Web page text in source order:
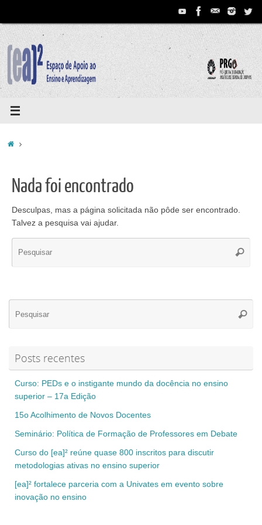
conteúdo
Home
Nada foi encontrado
Desculpas, mas a página solicitada não pôde ser encontrado.
Talvez a pesquisa vai ajudar.
Posts recentes
Curso: PEDs e o instigante mundo da docência no ensino
superior – 17a Edição
15o Acolhimento de Novos Docentes
Seminário: Política de Formação de Professores em Debate
Curso do [ea]² reúne quase 800 inscritos para discutir
metodologias ativas no ensino superior
[ea]² fortalece parceria com a Univates em evento sobre
inovação no ensino